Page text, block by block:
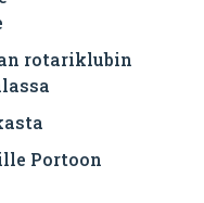
rotariklubin
Portoon